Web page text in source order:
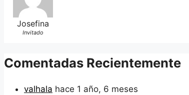
Josefina
Invitado
Comentadas Recientemente
valhala hace 1 año, 6 meses